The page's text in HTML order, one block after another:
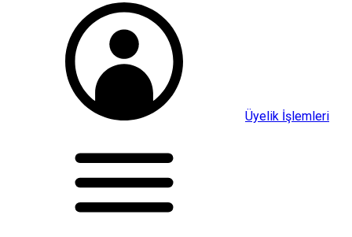
Üyelik İşlemleri